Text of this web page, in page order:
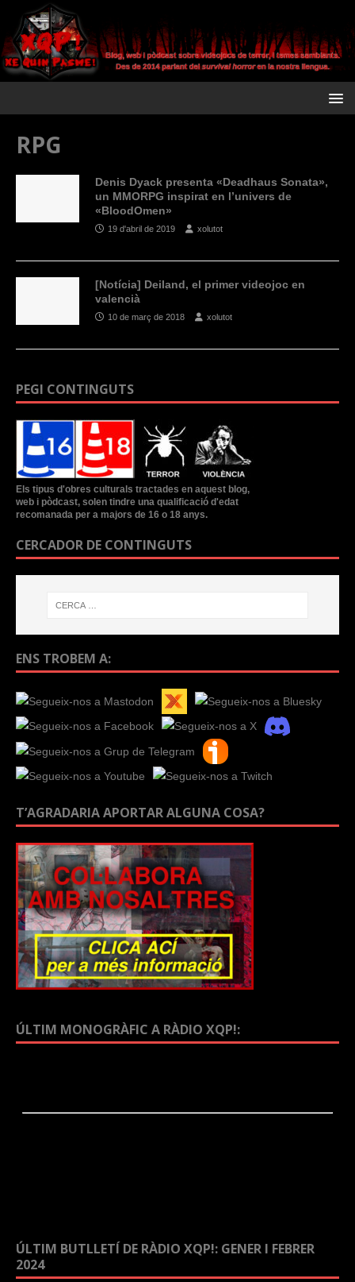
RPG
Denis Dyack presenta «Deadhaus Sonata»,
un MMORPG inspirat en l’univers de
«BloodOmen»
19 d'abril de 2019 xolutot
[Notícia] Deiland, el primer videojoc en
valencià
10 de març de 2018 xolutot
PEGI CONTINGUTS
Els tipus d'obres culturals tractades en aquest blog,
web i pòdcast, solen tindre una qualificació d'edat
recomanada per a majors de 16 o 18 anys.
CERCADOR DE CONTINGUTS
ENS TROBEM A:
T’AGRADARIA APORTAR ALGUNA COSA?
ÚLTIM MONOGRÀFIC A RÀDIO XQP!:
ÚLTIM BUTLLETÍ DE RÀDIO XQP!: GENER I FEBRER
2024